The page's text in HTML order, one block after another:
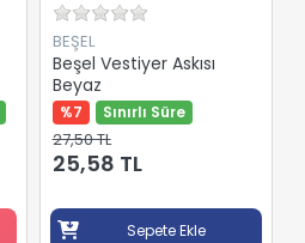
BEŞEL
Beşel Vestiyer Askısı
Beyaz
%7 Sınırlı Süre
27,50 TL
25,58 TL
Sepete Ekle